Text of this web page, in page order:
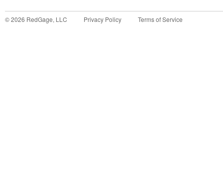
©2026 RedGage, LLC Privacy Policy Terms of Service